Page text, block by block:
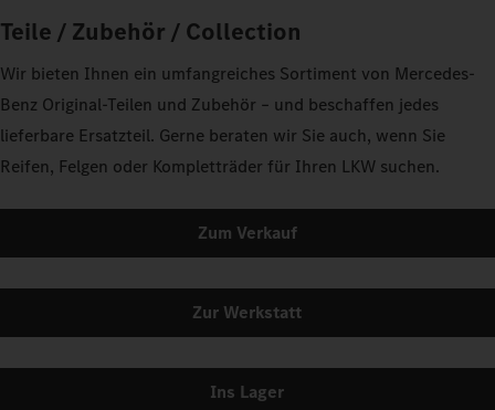
Teile / Zubehör / Collection
Wir bieten Ihnen ein umfangreiches Sortiment von Mercedes-
Benz Original-Teilen und Zubehör – und beschaffen jedes
lieferbare Ersatzteil. Gerne beraten wir Sie auch, wenn Sie
Reifen, Felgen oder Kompletträder für Ihren LKW suchen.
Zum Verkauf
Zur Werkstatt
Ins Lager